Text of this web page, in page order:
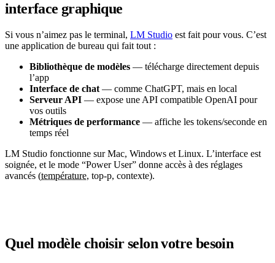
interface graphique
Si vous n’aimez pas le terminal, LM Studio est fait pour vous. C’est
une application de bureau qui fait tout :
Bibliothèque de modèles — télécharge directement depuis
l’app
Interface de chat — comme ChatGPT, mais en local
Serveur API — expose une API compatible OpenAI pour
vos outils
Métriques de performance — affiche les tokens/seconde en
temps réel
LM Studio fonctionne sur Mac, Windows et Linux. L’interface est
soignée, et le mode “Power User” donne accès à des réglages
avancés (température, top-p, contexte).
Quel modèle choisir selon votre besoin